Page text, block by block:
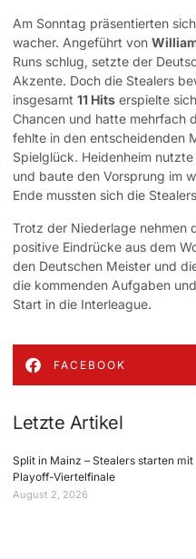
Am Sonntag präsentierten
wacher. Angeführt von
Runs schlug, setzte der
Akzente. Doch die Stealers
insgesamt 11 Hits erspielte
Chancen und hatte mehrfach
fehlte in den entscheidenden
Spielglück. Heidenheim
und baute den Vorsprung im
Ende mussten sich die
Trotz der Niederlage nehmen
positive Eindrücke aus dem
den Deutschen Meister und
die kommenden Aufgaben
Start in die Interleague.
FACEBOOK
Letzte Artikel
Split in Mainz – Stealers starten
Playoff-Viertelfinale
August 2, 2026